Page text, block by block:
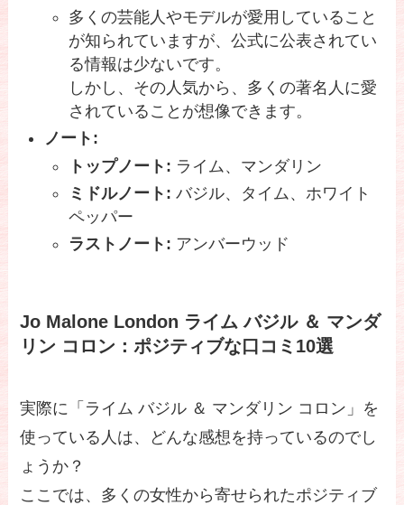
多くの芸能人やモデルが愛用していること
が知られていますが、公式に公表されてい
る情報は少ないです。
しかし、その人気から、多くの著名人に愛
されていることが想像できます。
ノート:
トップノート: ライム、マンダリン
ミドルノート: バジル、タイム、ホワイト
ペッパー
ラストノート: アンバーウッド
Jo Malone London ライム バジル ＆ マンダ
リン コロン：ポジティブな口コミ10選
実際に「ライム バジル ＆ マンダリン コロン」を
使っている人は、どんな感想を持っているのでし
ょうか？
ここでは、多くの女性から寄せられたポジティブ